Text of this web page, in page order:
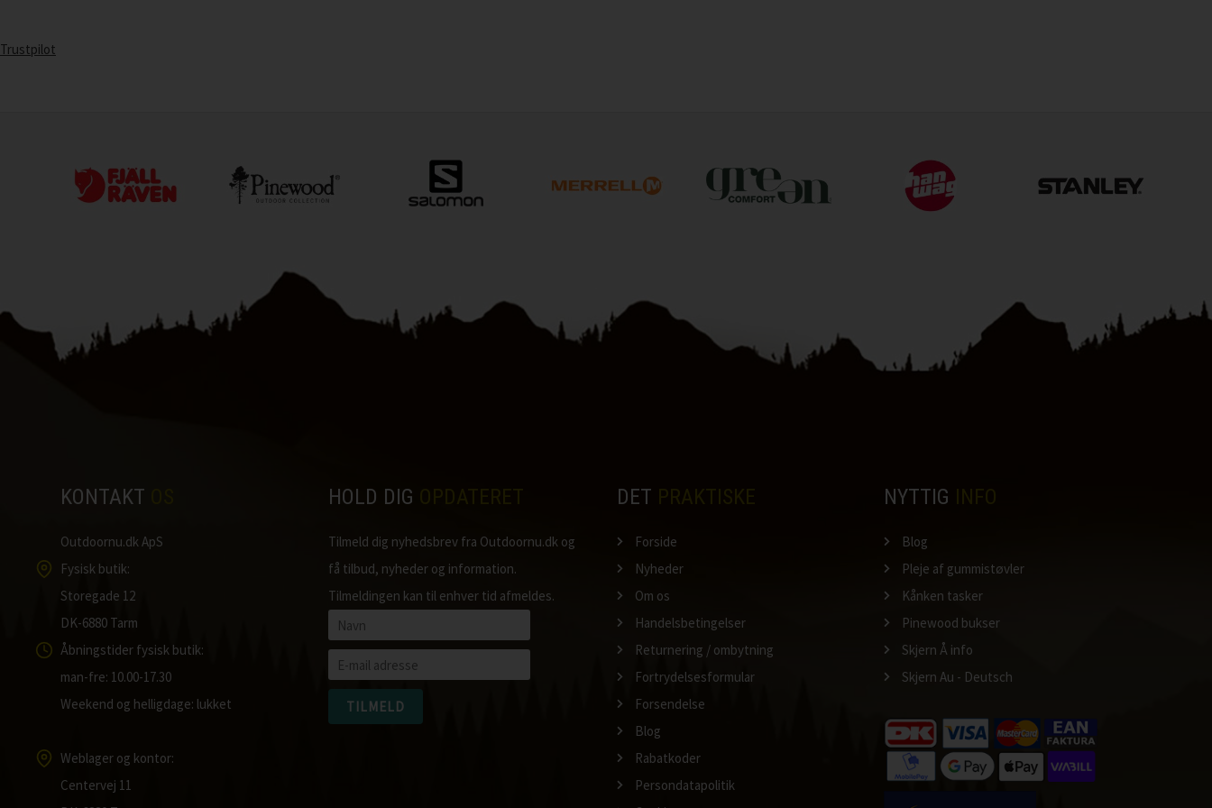
Trustpilot
KONTAKT
Outdoornu.dk ApS
Fysisk butik:
Storegade 12
DK-6880 Tarm
Åbningstider fysisk butik:
man-fre: 10.00-17.30
Weekend og helligdage: lukket
Weblager og kontor:
Centervej 11
HOLD DIG
Tilmeld dig nyhedsbrev fra Outdoornu.dk og
få tilbud, nyheder og information.
Tilmeldingen kan til enhver tid afmeldes.
DET
Forside
Nyheder
Om os
Handelsbetingelser
Returnering / ombytning
Fortrydelsesformular
Forsendelse
Blog
Rabatkoder
Persondatapolitik
NYTTIG
Blog
Pleje af gummistøvler
Kånken tasker
Pinewood bukser
Skjern Å info
Skjern Au - Deutsch